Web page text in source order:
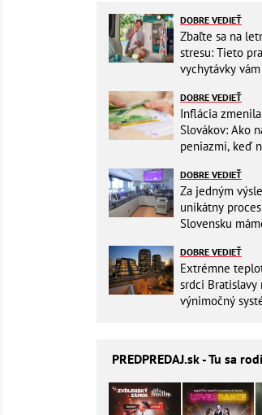
DOBRE VEDIEŤ
Zbaľte sa na
stresu: Tieto
vychytávky
DOBRE VEDIEŤ
Inflácia
Slovákov: Ako
peniazmi, keď
DOBRE VEDIEŤ
Za jedným
unikátny
Slovensku
DOBRE VEDIEŤ
Extrémne
srdci Bratislavy
výnimočný
PREDPREDAJ.sk - Tu sa